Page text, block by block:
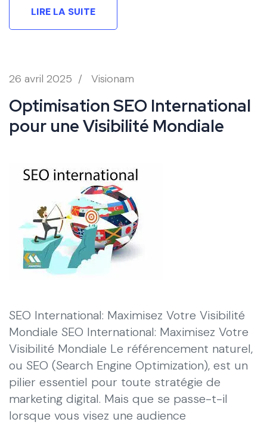
LIRE LA SUITE
26 avril 2025 / Visionam
Optimisation SEO International
pour une Visibilité Mondiale
SEO International: Maximisez Votre Visibilité
Mondiale SEO International: Maximisez Votre
Visibilité Mondiale Le référencement naturel,
ou SEO (Search Engine Optimization), est un
pilier essentiel pour toute stratégie de
marketing digital. Mais que se passe-t-il
lorsque vous visez une audience